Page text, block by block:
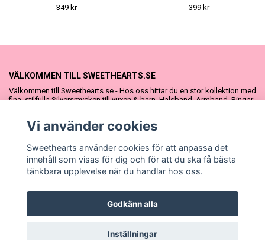
349 kr
399 kr
VÄLKOMMEN TILL SWEETHEARTS.SE
Välkommen till Sweethearts.se - Hos oss hittar du en stor kollektion med
fina, stilfulla Silversmycken till vuxen & barn. Halsband, Armband, Ringar
vår söta Sweethearts kolllektion med barnsmycken, tyllkjolar &
© Copyright Sweethearts.se
Vi använder cookies
Sweethearts använder cookies för att anpassa det
innehåll som visas för dig och för att du ska få bästa
tänkbara upplevelse när du handlar hos oss.
Godkänn alla
Inställningar